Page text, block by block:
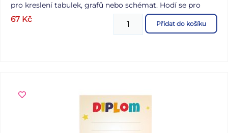
pro kreslení tabulek, grafů nebo schémat. Hodí se pro
studenty, pracovní záznamy, ale také jako osobní zápisník
pro každodenní úkoly nebo kreativní projekty. Desky jsou
67 Kč Přidat do košíku